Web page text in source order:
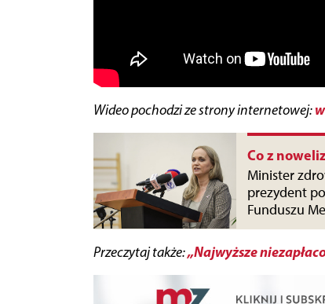
Wideo pochodzi ze strony internetowej:
Co z
Minister
prezydent
Funduszu
Przeczytaj także:„Najwyższe